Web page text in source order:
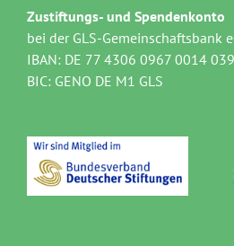
Zustiftungs- und Spendenkonto
bei der GLS-Gemeinschaftsbank
IBAN: DE 77 4306 0967 0014
BIC: GENO DE M1 GLS